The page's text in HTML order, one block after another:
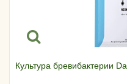
Культура бревибактерии